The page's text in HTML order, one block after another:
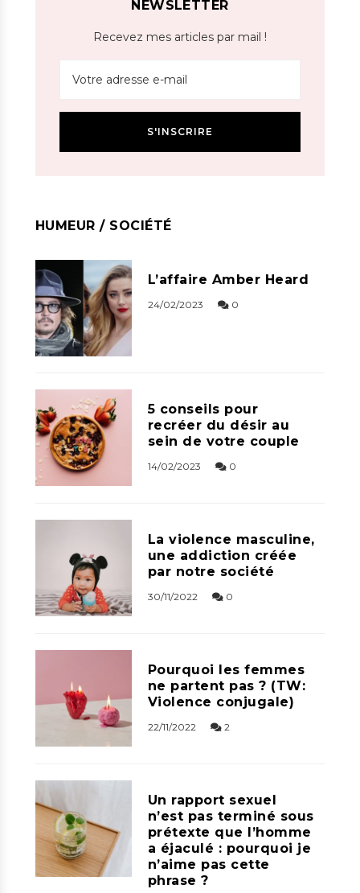
NEWSLETTER
Recevez mes articles par mail !
HUMEUR / SOCIÉTÉ
L’affaire Amber Heard
24/02/2023 0
5 conseils pour
recréer du désir au
sein de votre couple
14/02/2023 0
La violence masculine,
une addiction créée
par notre société
30/11/2022 0
Pourquoi les femmes
ne partent pas ? (TW:
Violence conjugale)
22/11/2022 2
Un rapport sexuel
n’est pas terminé sous
prétexte que l’homme
a éjaculé : pourquoi je
n’aime pas cette
phrase ?